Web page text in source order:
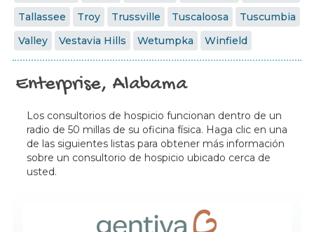
Tallassee
Troy Trussville Tuscaloosa
Tuscumbia
Valley
Vestavia Hills Wetumpka Winfield
Enterprise, Alabama
Los consultorios de hospicio funcionan dentro de un
radio de 50 millas de su oficina física. Haga clic en una
de las siguientes listas para obtener más información
sobre un consultorio de hospicio ubicado cerca de
usted.